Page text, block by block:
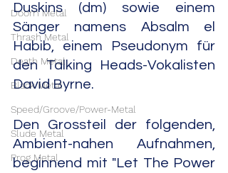
Doom Metal
Thrash Metal
Death Metal
Black Metal
Speed/Groove/Power-Metal
Slude Metal
Prog Metal
Duskins (dm) sowie einem
Sänger namens Absalm el
Habib, einem Pseudonym für
den Talking Heads-Vokalisten
David Byrne.
Den Grossteil der folgenden,
Ambient-nahen Aufnahmen,
beginnend mit "Let The Power